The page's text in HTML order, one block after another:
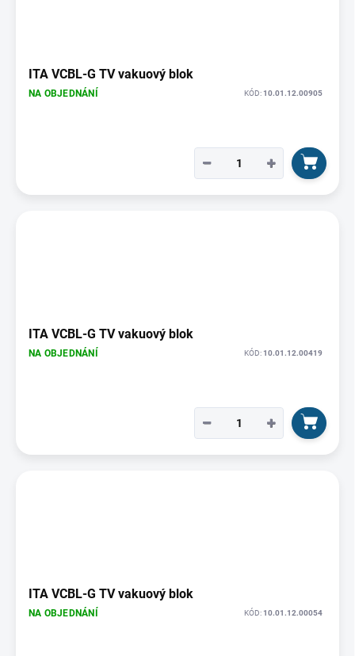
ITA VCBL-G TV vakuový blok
NA OBJEDNÁNÍ KÓD:10.01.12.00905
+
−
ITA VCBL-G TV vakuový blok
NA OBJEDNÁNÍ KÓD:10.01.12.00419
+
−
ITA VCBL-G TV vakuový blok
NA OBJEDNÁNÍ KÓD:10.01.12.00054